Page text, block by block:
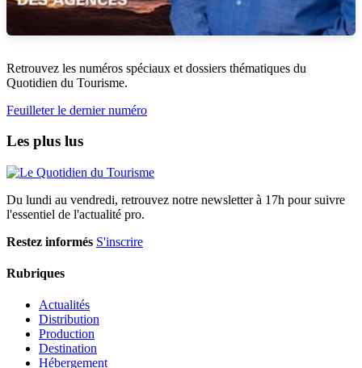
Retrouvez les numéros spéciaux et dossiers thématiques du
Quotidien du Tourisme.
Feuilleter le dernier numéro
Les plus lus
Du lundi au vendredi, retrouvez notre newsletter à 17h pour suivre
l'essentiel de l'actualité pro.
Restez informés S'inscrire
Rubriques
Actualités
Distribution
Production
Destination
Hébergement